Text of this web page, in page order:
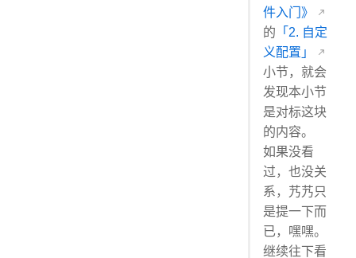
件入门》
的 「2. 自定
义配置」
小节，就会
发现本小节
是对标这块
的内容。
如果没看
过，也没关
系，艿艿只
是提一下而
已，嘿嘿。
继续往下看